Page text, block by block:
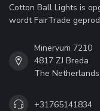
Cotton Ball Lights is
wordt FairTrade
Minervum 7210
4817 ZJ Breda
The Netherlands
+31765141834